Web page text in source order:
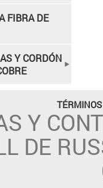
FIBRA DE
Y CORDÓN
Y
DE